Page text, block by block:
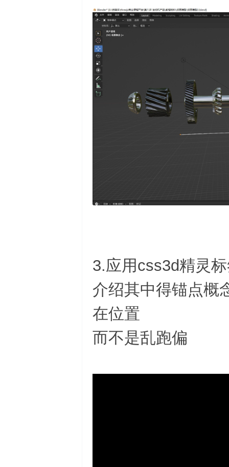
3.应用css3d精灵
介绍其中得锚点概
在位置
而不是乱跑偏